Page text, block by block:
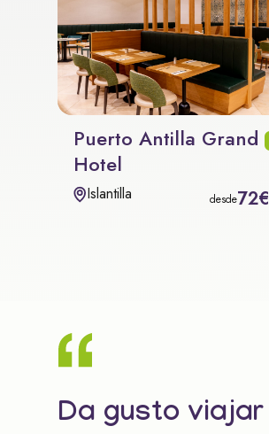
Puerto Antilla Grand
Hotel
Islantilla desde72€
Da gusto viajar